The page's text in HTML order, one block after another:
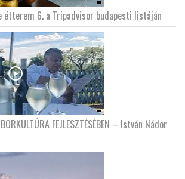
étterem 6. a Tripadvisor budapesti listáján
FEJLESZTÉSÉBEN – István Nádor